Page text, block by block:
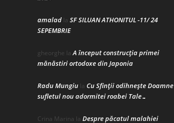
amalad la SF SILUAN ATHONITUL -11/ 24
SEPEMBRIE
gheorghe laA început construcţia primei
mănăstiri ortodoxe din Japonia
Radu Mungiu la Cu Sfinții odihnește Doamne
sufletul nou adormitei roabei Tale…
Crina Marina la Despre păcatul malahiei